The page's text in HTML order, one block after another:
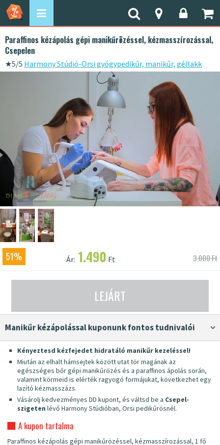
Paraffinos kézápolás gépi manikűrözéssel, kézmasszírozással,
Csepelen
★5/5 Harmony Stúdió-Orsi gyógypedikűr, manikűr, géllakk
51% Ár: 1.490 Ft 3.000 Ft
LEJÁRT
Manikűr kézápolással kuponunk fontos tudnivalói
Kényeztesd kézfejedet hidratáló manikűr kezeléssel!
Miután az elhalt hámsejtek között utat tör magának az
egészséges bőr gépi manikűrözés és a paraffinos ápolás során,
valamint körmeid is elérték ragyogó formájukat, következhet egy
lazító kézmasszázs.
Vásárolj kedvezményes DD kupont, és váltsd be a Csepel-
szigeten lévő Harmony Stúdióban, Orsi pedikűrösnél.
A kupon tartalma
Paraffinos kézápolás gépi manikűrözéssel, kézmasszírozással, 1 fő